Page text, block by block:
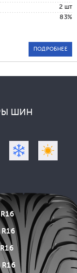
2 шт
83%
ПОДРОБНЕЕ
ШИН